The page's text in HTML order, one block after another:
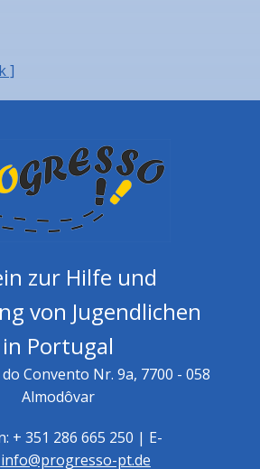
]
zur Hilfe und
von Jugendlichen
in Portugal
Convento Nr. 9a, 7700 - 058
Almodôvar
+ 351 286 665 250 | E-
info@progresso-pt.de